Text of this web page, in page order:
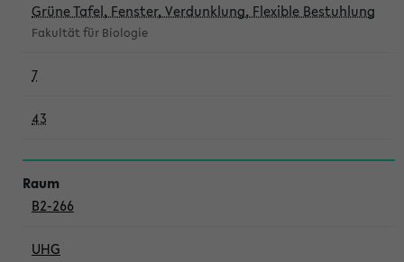
Grüne Tafel, Fenster, Verdunklung, Flexible Bestuhlung
Fakultät für Biologie
7
43
B2-266
UHG